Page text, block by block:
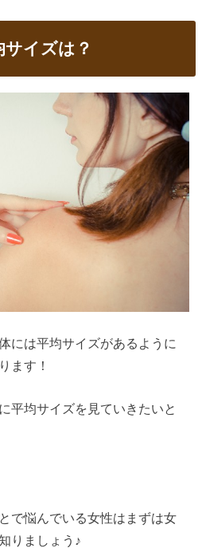
イズは？
には平均サイズがあるように
ます！
平均サイズを見ていきたいと
で悩んでいる女性はまずは女
りましょう♪